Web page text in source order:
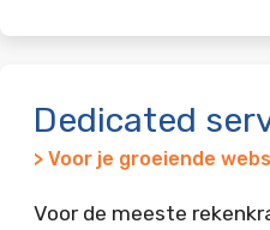
Dedicated
> Voor je groeiende
Voor de meeste